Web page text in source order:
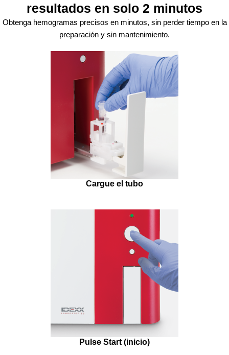
resultados en solo 2 minutos
Obtenga hemogramas precisos en minutos, sin perder tiempo en la
preparación y sin mantenimiento.
Cargue el tubo
Pulse Start (inicio)